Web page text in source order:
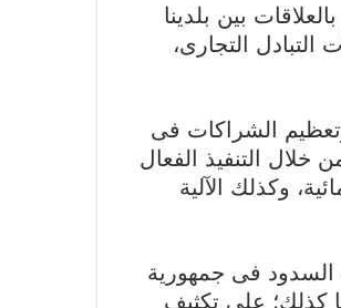
بين بلدينا
التجارى،
وتعظيم الشراكات فى
خلال التنفيذ الفعال
وكذلك الآلية
السدود فى جمهورية
كذلك؛ على تكثيف